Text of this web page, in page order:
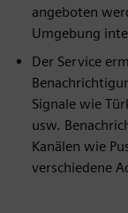
angeboten
Umgebung
Der Service
Signale wie
usw.
Kanälen wie
verschiedene